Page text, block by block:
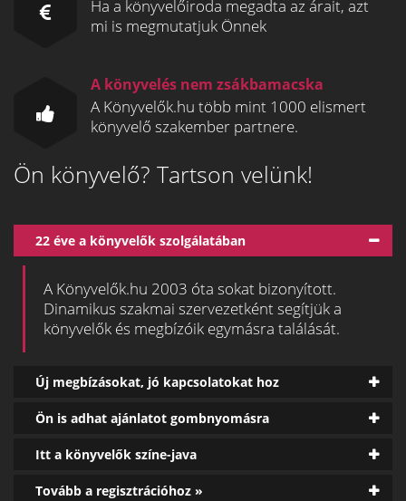
Ha a könyvelőiroda megadta az árait, azt
mi is megmutatjuk Önnek
A könyvelés nem zsákbamacska
A Könyvelők.hu több mint 1000 elismert
könyvelő szakember partnere.
Ön könyvelő? Tartson velünk!
22 éve a könyvelők szolgálatában
A Könyvelők.hu 2003 óta sokat bizonyított.
Dinamikus szakmai szervezetként segítjük a
könyvelők és megbízóik egymásra találását.
Új megbízásokat, jó kapcsolatokat hoz
Ön is adhat ajánlatot gombnyomásra
Itt a könyvelők színe-java
Tovább a regisztrációhoz »